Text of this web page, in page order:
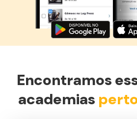
Baixe agora o Smart
Encontramos
academias